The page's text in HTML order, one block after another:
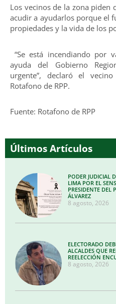
Los vecinos de la zona piden
acudir a ayudarlos porque el
propiedades y la vida de los
“Se está incendiando por
ayuda del Gobierno
urgente”, declaró el
Rotafono de RPP.
Fuente: Rotafono de RPP
Últimos Artículos
PODER JUDICIAL
LIMA POR EL
PRESIDENTE DEL
ÁLVAREZ
8 agosto, 2026
ELECTORADO
ALCALDES QUE
REELECCIÓN
8 agosto, 2026